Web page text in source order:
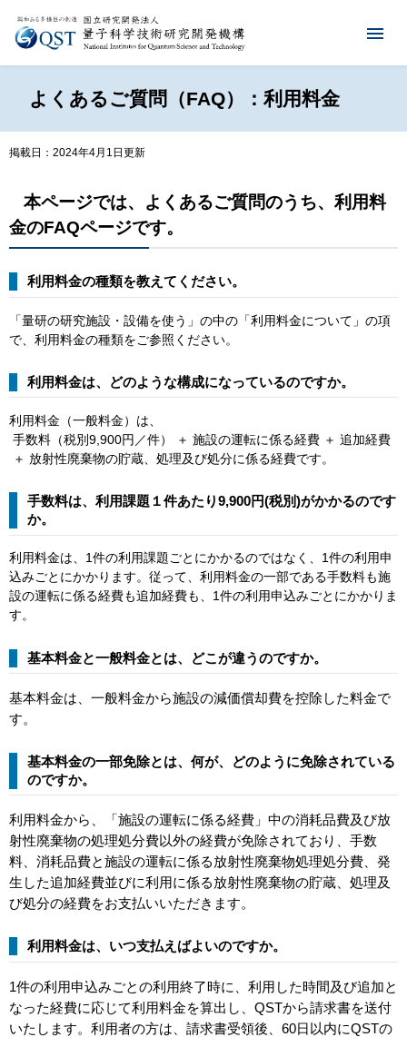
よくあるご質問（FAQ）：利用料金
掲載日：2024年4月1日更新
本ページでは、よくあるご質問のうち、利用料
金のFAQページです。
利用料金の種類を教えてください。
「量研の研究施設・設備を使う」の中の「利用料金について」の項
で、利用料金の種類をご参照ください。
利用料金は、どのような構成になっているのですか。
利用料金（一般料金）は、
手数料（税別9,900円／件） ＋ 施設の運転に係る経費 ＋ 追加経費
＋ 放射性廃棄物の貯蔵、処理及び処分に係る経費です。
手数料は、利用課題１件あたり9,900円(税別)がかかるのです
か。
利用料金は、1件の利用課題ごとにかかるのではなく、1件の利用申
込みごとにかかります。従って、利用料金の一部である手数料も施
設の運転に係る経費も追加経費も、1件の利用申込みごとにかかりま
す。
基本料金と一般料金とは、どこが違うのですか。
基本料金は、一般料金から施設の減価償却費を控除した料金で
す。
基本料金の一部免除とは、何が、どのように免除されている
のですか。
利用料金から、「施設の運転に係る経費」中の消耗品費及び放
射性廃棄物の処理処分費以外の経費が免除されており、手数
料、消耗品費と施設の運転に係る放射性廃棄物処理処分費、発
生した追加経費並びに利用に係る放射性廃棄物の貯蔵、処理及
び処分の経費をお支払いいただきます。
利用料金は、いつ支払えばよいのですか。
1件の利用申込みごとの利用終了時に、利用した時間及び追加と
なった経費に応じて利用料金を算出し、QSTから請求書を送付
いたします。利用者の方は、請求書受領後、60日以内にQSTの